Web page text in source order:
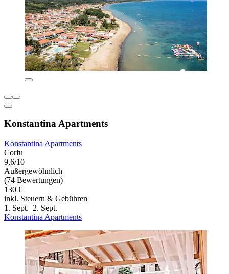
Konstantina Apartments
Konstantina Apartments
Corfu
9,6/10
Außergewöhnlich
(74 Bewertungen)
130 €
inkl. Steuern & Gebühren
1. Sept.–2. Sept.
Konstantina Apartments